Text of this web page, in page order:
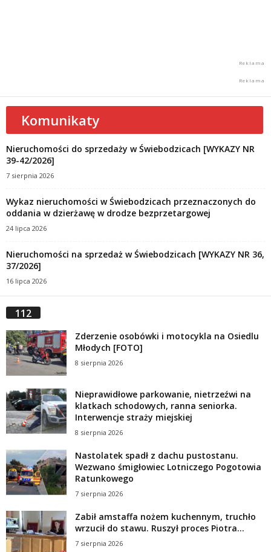
Komunikaty
Nieruchomości do sprzedaży w Świebodzicach [WYKAZY NR
39-42/2026]
7 sierpnia 2026
Wykaz nieruchomości w Świebodzicach przeznaczonych do
oddania w dzierżawę w drodze bezprzetargowej
24 lipca 2026
Nieruchomości na sprzedaż w Świebodzicach [WYKAZY NR 36,
37/2026]
16 lipca 2026
112
Zderzenie osobówki i motocykla na Osiedlu
Młodych [FOTO]
8 sierpnia 2026
Nieprawidłowe parkowanie, nietrzeźwi na
klatkach schodowych, ranna seniorka.
Interwencje straży miejskiej
8 sierpnia 2026
Nastolatek spadł z dachu pustostanu.
Wezwano śmigłowiec Lotniczego Pogotowia
Ratunkowego
7 sierpnia 2026
Zabił amstaffa nożem kuchennym, truchło
wrzucił do stawu. Ruszył proces Piotra...
7 sierpnia 2026